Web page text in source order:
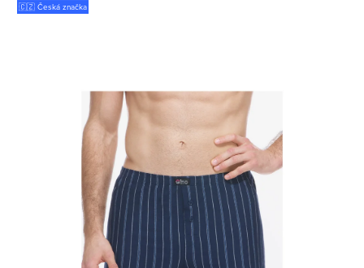
🇨🇿 Česká značka